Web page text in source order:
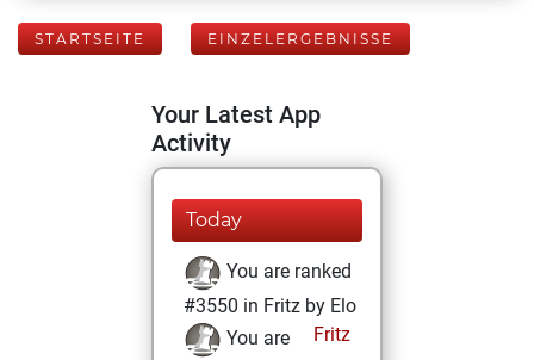
STARTSEITE EINZELERGEBNISSE
Your Latest App
Activity
Today
You are ranked
#3550 in Fritz by Elo
Fritz
You are